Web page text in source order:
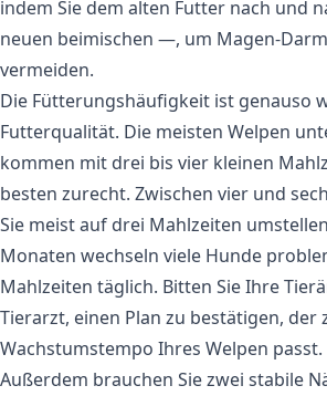
indem Sie dem alten Futter nach und
neuen beimischen —, um Magen-
vermeiden.
Die Fütterungshäufigkeit ist genauso
Futterqualität. Die meisten Welpen
kommen mit drei bis vier kleinen
besten zurecht. Zwischen vier und
Sie meist auf drei Mahlzeiten
Monaten wechseln viele Hunde
Mahlzeiten täglich. Bitten Sie Ihre
Tierarzt, einen Plan zu bestätigen, der
Wachstumstempo Ihres Welpen passt.
Außerdem brauchen Sie zwei stabile